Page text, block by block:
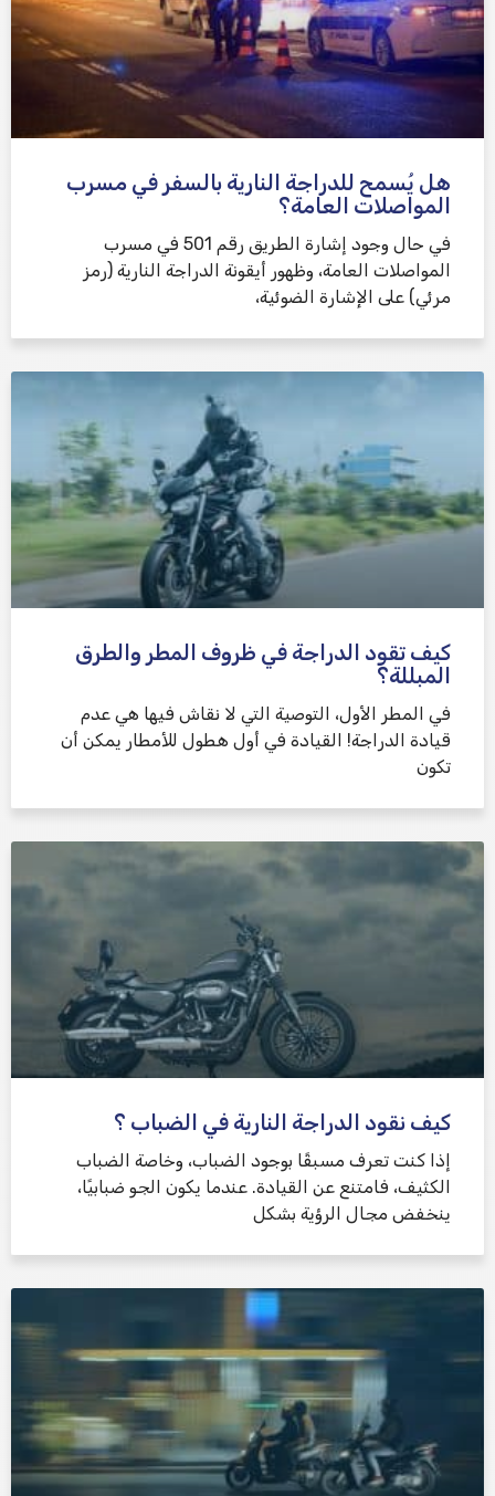
هل يُسمح للدراجة النارية بالسفر في مسرب
المواصلات العامة؟
في حال وجود إشارة الطريق رقم 501 في مسرب
المواصلات العامة، وظهور أيقونة الدراجة النارية (رمز
مرئي) على الإشارة الضوئية،
كيف تقود الدراجة في ظروف المطر والطرق
المبللة؟
في المطر الأول، التوصية التي لا نقاش فيها هي عدم
قيادة الدراجة! القيادة في أول هطول للأمطار يمكن أن
تكون
كيف نقود الدراجة النارية في الضباب ؟
إذا كنت تعرف مسبقًا بوجود الضباب، وخاصة الضباب
الكثيف، فامتنع عن القيادة. عندما يكون الجو ضبابيًا،
ينخفض ​​مجال الرؤية بشكل